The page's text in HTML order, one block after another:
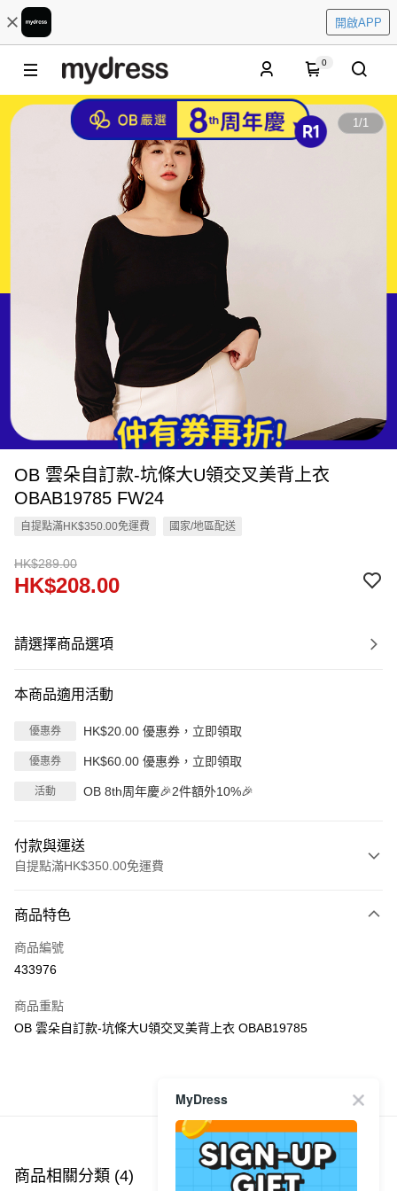
開啟APP
0
1/1
OB 雲朵自訂款-坑條大U領交叉美背上衣
OBAB19785 FW24
自提點滿HK$350.00免運費 國家/地區配送
HK$289.00
HK$208.00
請選擇商品選項
本商品適用活動
優惠券 HK$20.00 優惠券，立即領取
優惠券 HK$60.00 優惠券，立即領取
活動 OB 8th周年慶🎉2件額外10%🎉
付款與運送
自提點滿HK$350.00免運費
信用卡
Apple Pay
PayMe
每筆HK$40.00，滿HK$350.00或以上免運費
付款後順豐站及營業點
商品特色
商品編號
433976
商品重點
OB 雲朵自訂款-坑條大U領交叉美背上衣 OBAB19785
商品推薦
商品相關分類 (4)
MyDress